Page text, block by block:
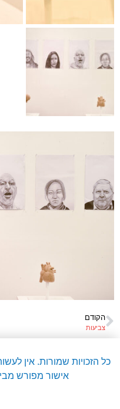
הקודם
צביעות
כל הזכויות שמורות. אין
אישור מפורש